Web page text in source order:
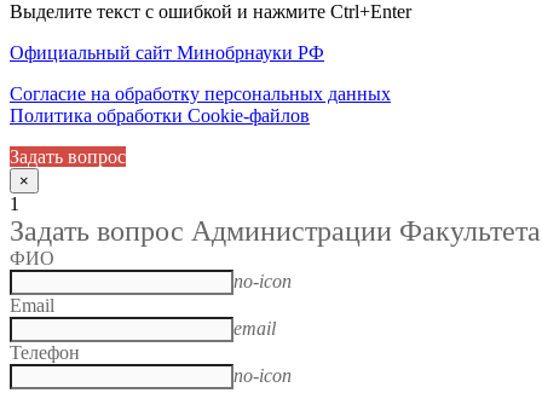
Выделите текст с ошибкой и нажмите Ctrl+Enter
Официальный сайт Минобрнауки РФ
Согласие на обработку персональных данных
Политика обработки Cookie-файлов
Задать вопрос
×
1
Задать вопрос Администрации Факультета
ФИО
no-icon
Email
email
Телефон
no-icon